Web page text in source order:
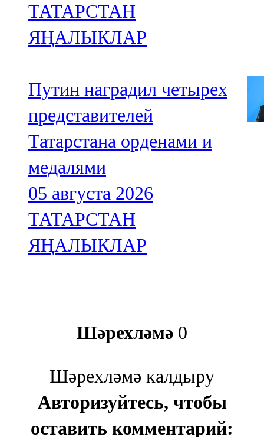
ТАТАРСТАН
ЯҢАЛЫКЛАР
Путин наградил четырех
представителей
Татарстана орденами и
медалями
05 августа 2026
ТАТАРСТАН
ЯҢАЛЫКЛАР
Шәрехләмә 0
Шәрехләмә калдыру
Авторизуйтесь, чтобы
оставить комментарий: